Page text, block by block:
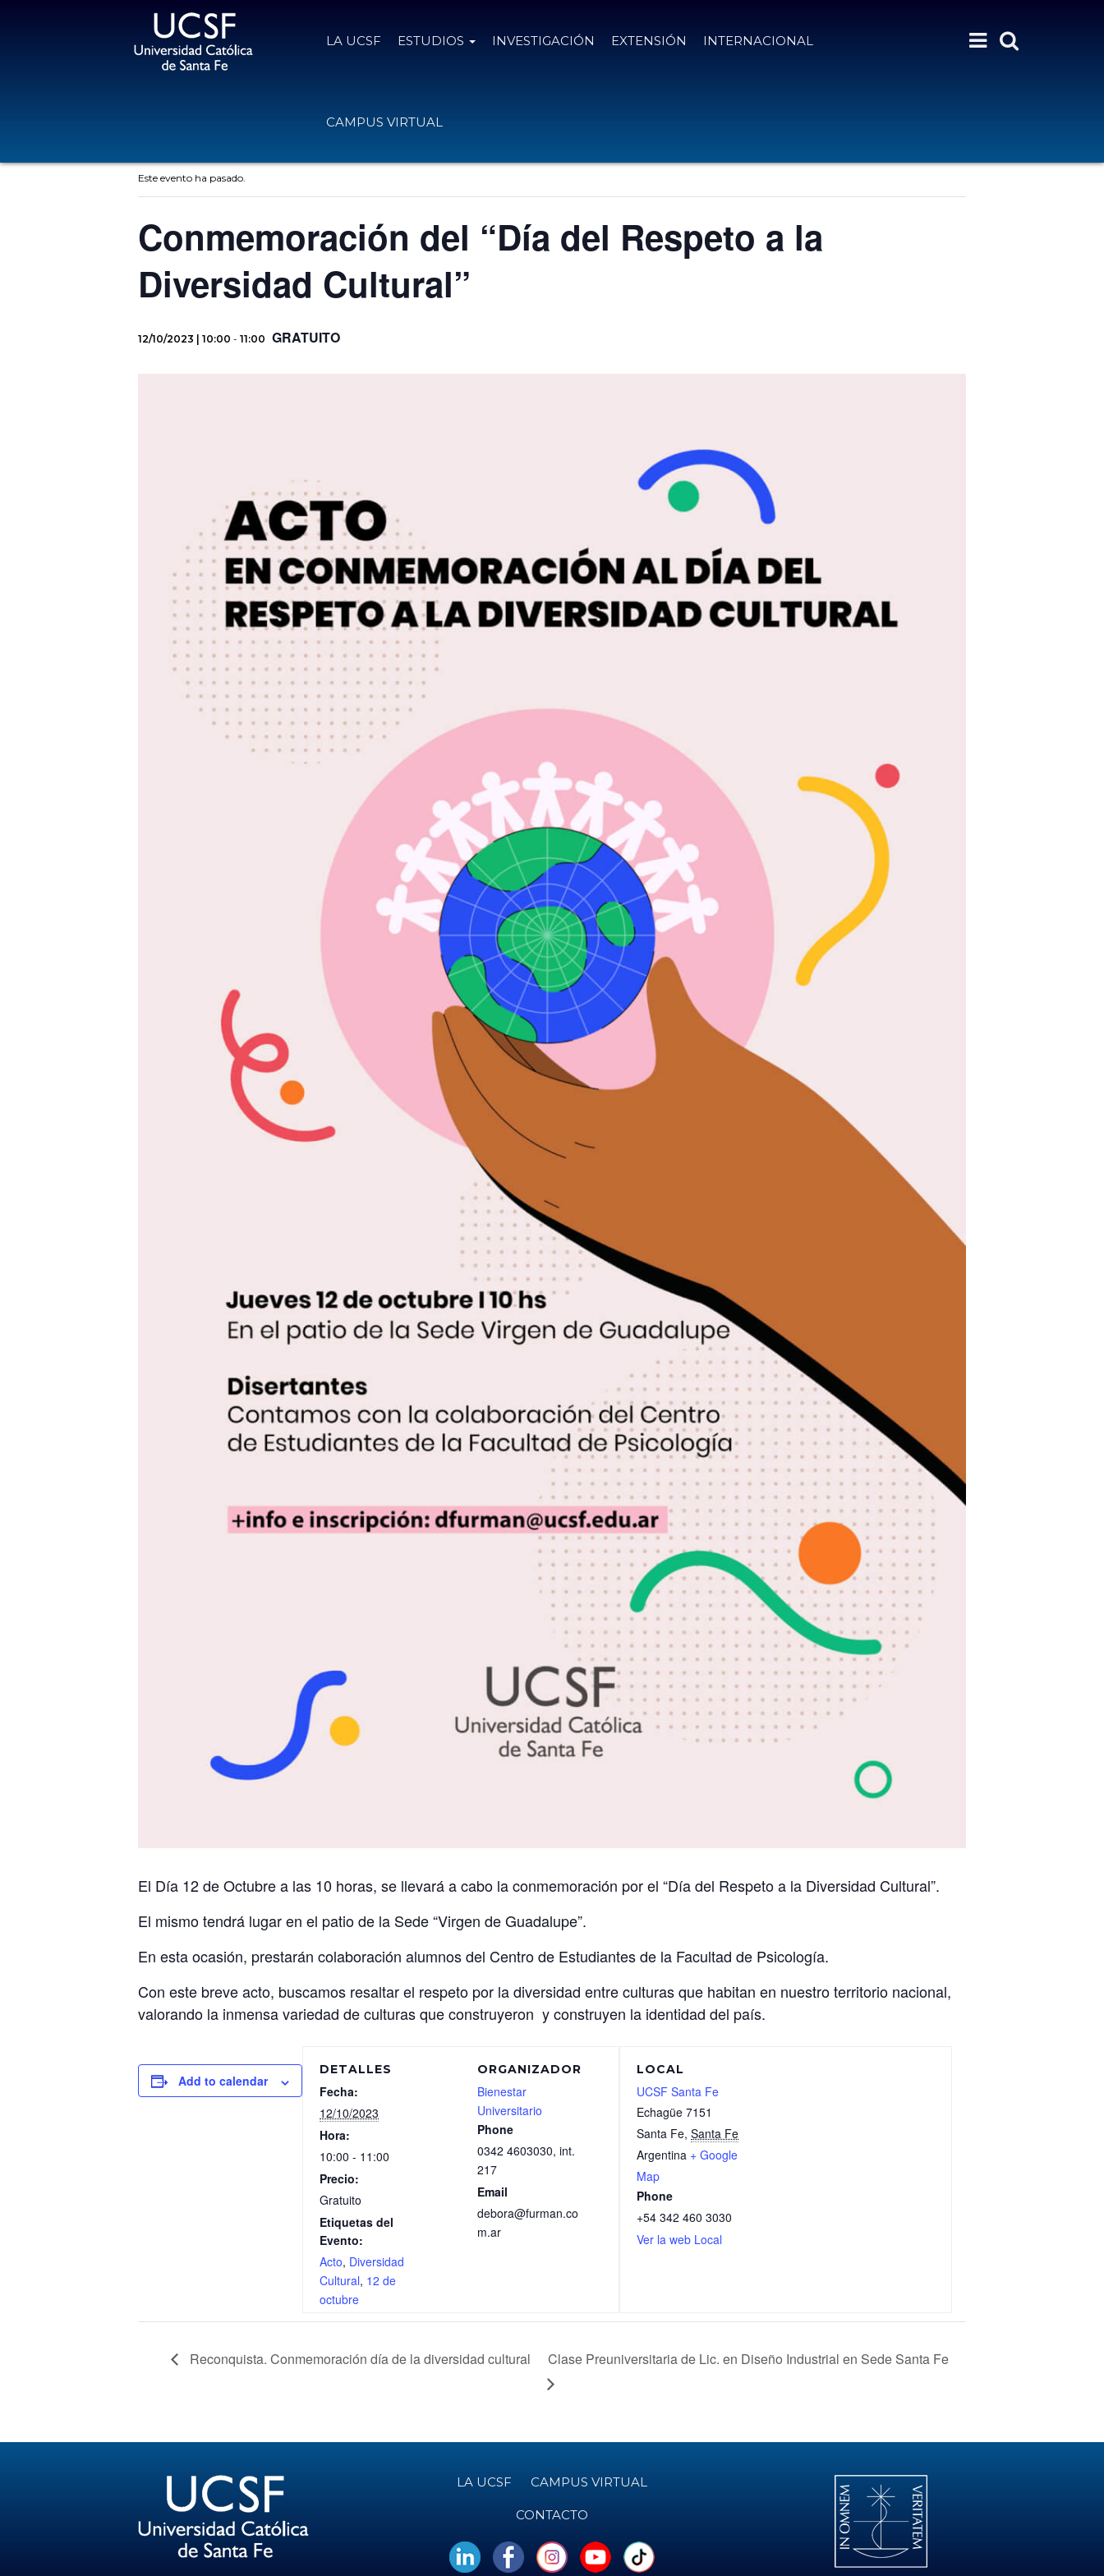
LA UCSF ESTUDIOS INVESTIGACIÓN EXTENSIÓN INTERNACIONAL
CAMPUS VIRTUAL
Este evento ha pasado.
Conmemoración del “Día del Respeto a la
Diversidad Cultural”
12/10/2023 | 10:00 - 11:00 GRATUITO
El Día 12 de Octubre a las 10 horas, se llevará a cabo la conmemoración por el “Día del Respeto a la Diversidad Cultural”.
El mismo tendrá lugar en el patio de la Sede “Virgen de Guadalupe”.
En esta ocasión, prestarán colaboración alumnos del Centro de Estudiantes de la Facultad de Psicología.
Con este breve acto, buscamos resaltar el respeto por la diversidad entre culturas que habitan en nuestro territorio nacional,
valorando la inmensa variedad de culturas que construyeron y construyen la identidad del país.
Add to calendar
DETALLES
Fecha:
12/10/2023
Hora:
10:00 - 11:00
Precio:
Gratuito
Etiquetas del
Evento:
Acto, Diversidad
Cultural, 12 de
octubre
ORGANIZADOR
Bienestar
Universitario
Phone
0342 4603030, int.
217
Email
debora@furman.co
m.ar
LOCAL
UCSF Santa Fe
Echagüe 7151
Santa Fe, Santa Fe
Argentina + Google
Map
Phone
+54 342 460 3030
Ver la web Local
Reconquista. Conmemoración día de la diversidad cultural Clase Preuniversitaria de Lic. en Diseño Industrial en Sede Santa Fe
LA UCSF CAMPUS VIRTUAL
CONTACTO